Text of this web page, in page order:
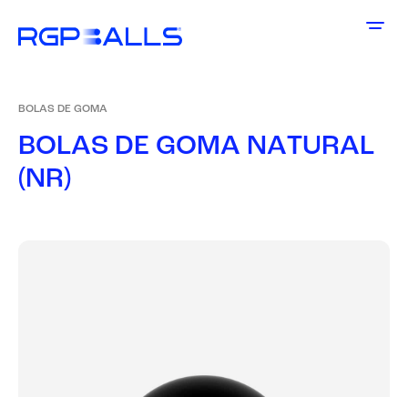
BOLAS DE GOMA
BOLAS DE GOMA NATURAL
(NR)